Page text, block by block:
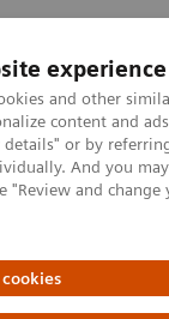
experience
and other
content and
details" or by
And you
"Review and
Insights
システム